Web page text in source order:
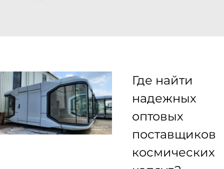
Где найти
надежных
оптовых
поставщиков
космических